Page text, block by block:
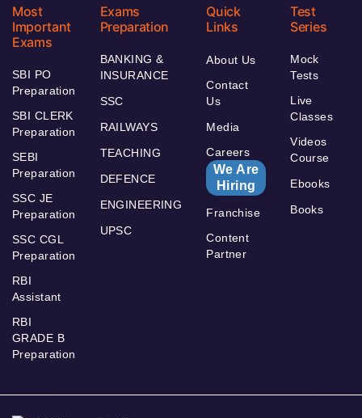
Most
Important
Exams
SBI PO
Preparation
SBI CLERK
Preparation
SEBI
Preparation
SSC JE
Preparation
SSC CGL
Preparation
RBI
Assistant
RBI
GRADE B
Preparation
Exams
Preparation
BANKING &
INSURANCE
SSC
RAILWAYS
TEACHING
DEFENCE
ENGINEERING
UPSC
Quick
Links
About Us
Contact
Us
Media
Careers
We Are
Hiring
Franchise
Content
Partner
Test
Series
Mock
Tests
Live
Classes
Videos
Course
Ebooks
Books